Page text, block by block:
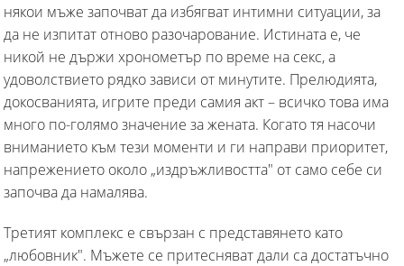
някои мъже започват да избягват интимни ситуации, за
да не изпитат отново разочарование. Истината е, че
никой не държи хронометър по време на секс, а
удоволствието рядко зависи от минутите. Прелюдията,
докосванията, игрите преди самия акт – всичко това има
много по-голямо значение за жената. Когато тя насочи
вниманието към тези моменти и ги направи приоритет,
напрежението около „издръжливостта" от само себе си
започва да намалява.
Третият комплекс е свързан с представянето като
„любовник". Мъжете се притесняват дали са достатъчно